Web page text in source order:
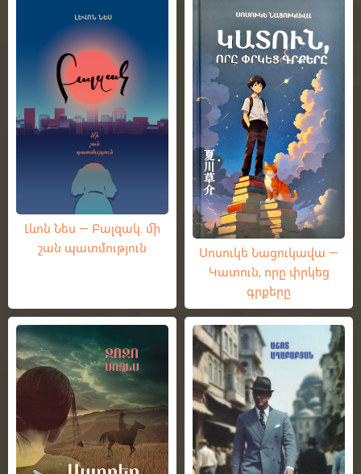
Լևոն Նես — Բալզակ. մի
շան պատմություն
Սոսուկե Նացուկավա —
Կատուն, որը փրկեց
գրքերը